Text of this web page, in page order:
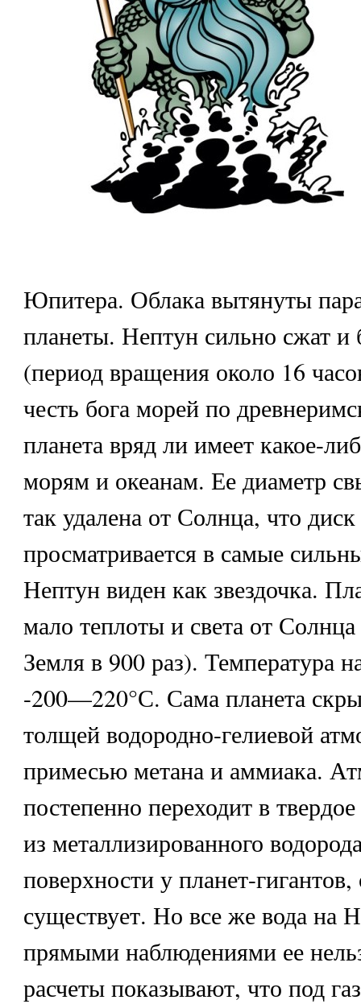
Юпитера. Облака вытянуты
планеты. Нептун сильно сжат и
(период вращения около 16
честь бога морей по
планета вряд ли имеет какое-
морям и океанам. Ее диаметр
так удалена от Солнца, что
просматривается в самые
Нептун виден как звездочка.
мало теплоты и света от
Земля в 900 раз). Температура
-200—220°С. Сама планета
толщей водородно-гелиевой
примесью метана и аммиака.
постепенно переходит в
из металлизированного
поверхности у планет-
существует. Но все же вода на
прямыми наблюдениями ее
расчеты показывают, что под